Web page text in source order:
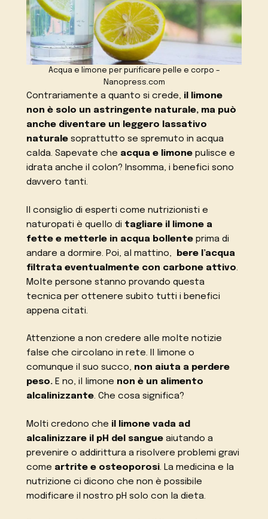
Acqua e limone per purificare pelle e corpo –
Nanopress.com
Contrariamente a quanto si crede, il limone
non è solo un astringente naturale, ma può
anche diventare un leggero lassativo
naturale soprattutto se spremuto in acqua
calda. Sapevate che acqua e limone pulisce e
idrata anche il colon? Insomma, i benefici sono
davvero tanti.
Il consiglio di esperti come nutrizionisti e
naturopati è quello di tagliare il limone a
fette e metterle in acqua bollente prima di
andare a dormire. Poi, al mattino,
bere l’acqua
filtrata eventualmente con carbone attivo.
Molte persone stanno provando questa
tecnica per ottenere subito tutti i benefici
appena citati.
Attenzione a non credere alle molte notizie
false che circolano in rete. Il limone o
comunque il suo succo, non aiuta a perdere
peso. E no, il limone non è un alimento
alcalinizzante. Che cosa significa?
Molti credono che il limone vada ad
alcalinizzare il pH del sangue aiutando a
prevenire o addirittura a risolvere problemi gravi
come artrite e osteoporosi. La medicina e la
nutrizione ci dicono che non è possibile
modificare il nostro pH solo con la dieta.